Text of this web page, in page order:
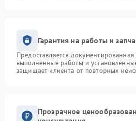
Гарантия на работы и
Предоставляется документированная
выполненные работы и
защищает клиента от повторных
Прозрачное